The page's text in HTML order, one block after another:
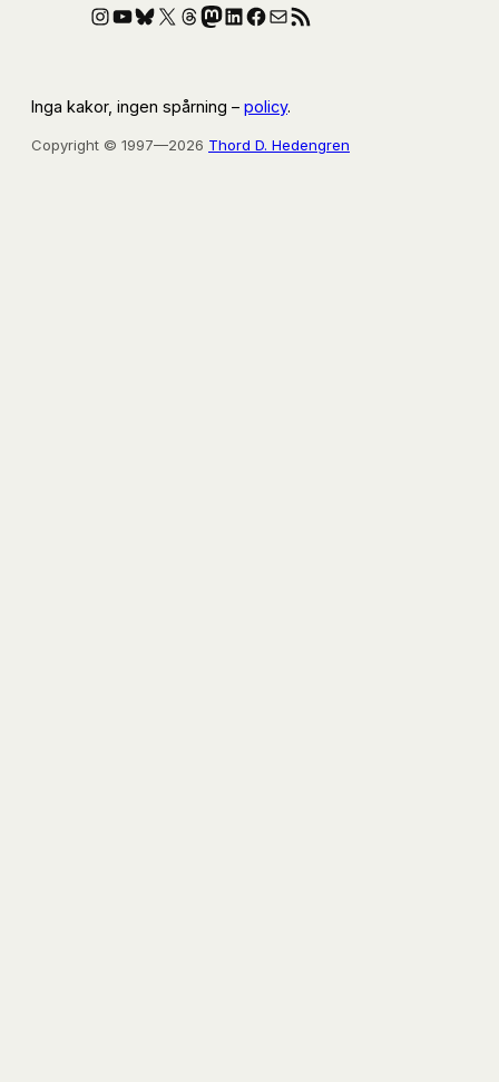
Instagram
YouTube
Bluesky
X Threads
Mastodon
LinkedIn
Facebook
E-postRSS-flöde
Inga kakor, ingen spårning – policy.
Copyright © 1997—2026 Thord D. Hedengren